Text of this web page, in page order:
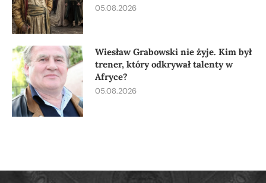
05.08.2026
Wiesław Grabowski nie żyje. Kim był
trener, który odkrywał talenty w
Afryce?
05.08.2026